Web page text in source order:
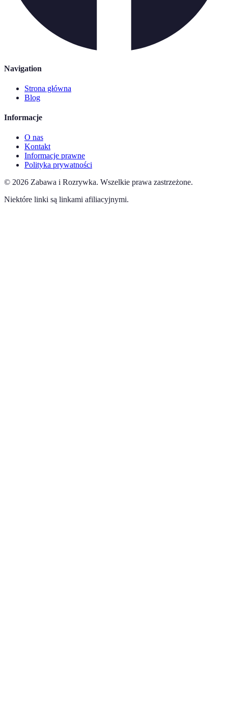
Navigation
Strona główna
Blog
Informacje
O nas
Kontakt
Informacje prawne
Polityka prywatności
© 2026 Zabawa i Rozrywka. Wszelkie prawa zastrzeżone.
Niektóre linki są linkami afiliacyjnymi.